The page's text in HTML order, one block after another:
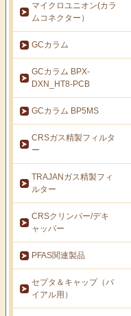
マイクロユニオン(カラ
ムコネクター）
GCカラム
GCカラム BPX-
DXN_HT8-PCB
GCカラム BP5MS
CRSガス精製フィルタ
ー
TRAJANガス精製フィ
ルター
CRSクリンパー/デキ
ャッパー
PFAS関連製品
セプタ＆キャップ（バ
イアル用）